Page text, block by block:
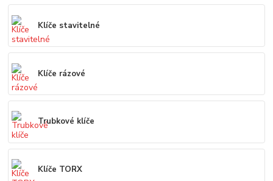
Klíče stavitelné
Klíče rázové
Trubkové klíče
Klíče TORX